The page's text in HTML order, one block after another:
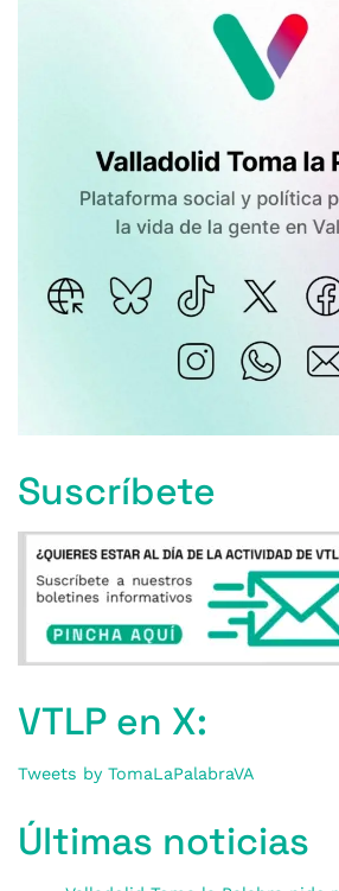
Suscríbete
VTLP en X:
Tweets by TomaLaPalabraVA
Últimas noticias